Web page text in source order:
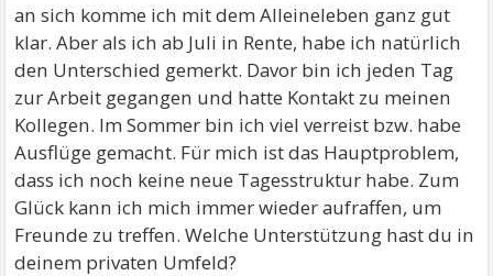
an sich komme ich mit dem Alleineleben ganz gut
klar. Aber als ich ab Juli in Rente, habe ich natürlich
den Unterschied gemerkt. Davor bin ich jeden Tag
zur Arbeit gegangen und hatte Kontakt zu meinen
Kollegen. Im Sommer bin ich viel verreist bzw. habe
Ausflüge gemacht. Für mich ist das Hauptproblem,
dass ich noch keine neue Tagesstruktur habe. Zum
Glück kann ich mich immer wieder aufraffen, um
Freunde zu treffen. Welche Unterstützung hast du in
deinem privaten Umfeld?